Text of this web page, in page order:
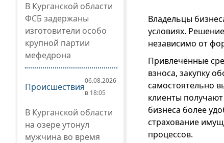
В Курганской области
ФСБ задержаны
изготовители особо
крупной партии
мефедрона
Происшествия
06.08.2026
в 18:05
В Курганской области
на озере утонул
мужчина во время
Владельцы
условиях.
независимо от
Привлечённые
взноса, закупку
самостоятельно
клиенты
бизнеса более
страхование
процессов.